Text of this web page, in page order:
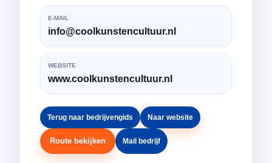
E-MAIL
info@coolkunstencultuur.nl
WEBSITE
www.coolkunstencultuur.nl
Terug naar bedrijvengids Naar website
Route bekijken Mail bedrijf